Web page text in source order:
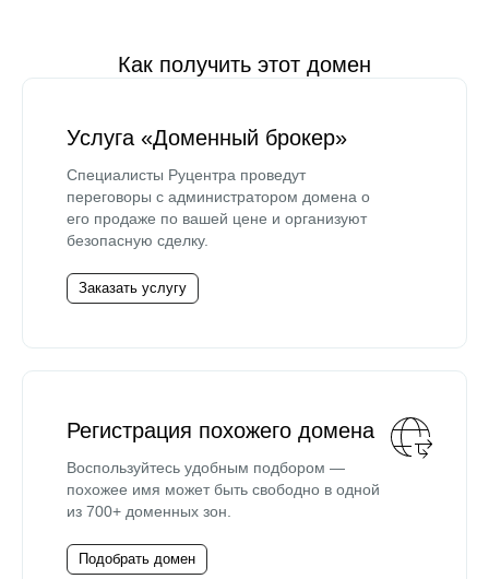
Как получить этот домен
Услуга «Доменный брокер»
Специалисты Руцентра проведут
переговоры с администратором домена о
его продаже по вашей цене и организуют
безопасную сделку.
Заказать услугу
Регистрация похожего домена
Воспользуйтесь удобным подбором —
похожее имя может быть свободно в одной
из 700+ доменных зон.
Подобрать домен